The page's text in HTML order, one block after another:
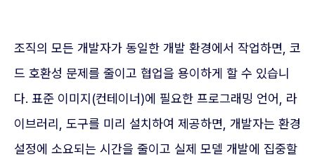
조직의 모든 개발자가 동일한 개발 환경에서 작업하면, 코
드 호환성 문제를 줄이고 협업을 용이하게 할 수 있습니
다. 표준 이미지(컨테이너)에 필요한 프로그래밍 언어, 라
이브러리, 도구를 미리 설치하여 제공하면, 개발자는 환경
설정에 소요되는 시간을 줄이고 실제 모델 개발에 집중할